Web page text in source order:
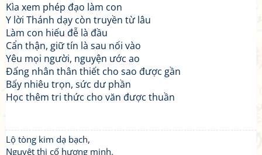
Kìa xem phép đạo làm con
Y lời Thánh dạy còn truyền từ lâu
Làm con hiếu đễ là đầu
Cẩn thận, giữ tín là sau nối vào
Yêu mọi người, nguyện ước ao
Đấng nhân thân thiết cho sao được gần
Bấy nhiêu trọn, sức dư phần
Học thêm tri thức cho văn được thuần
Lộ tòng kim dạ bạch,
Nguyệt thị cố hương minh.